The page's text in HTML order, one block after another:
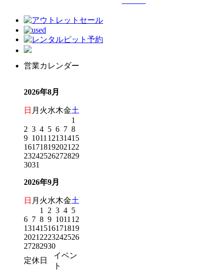
営業カレンダー
2026年8月
日 月 火水木金土
1
2 3 4 5 6 7 8
9 1011 12131415
161718192021 22
23242526272829
3031
2026年9月
日 月 火水木金土
1
2 3 4 5
6 7 8 9 1011 12
13141516171819
2021 2223242526
27282930
定休日
イベン
ト